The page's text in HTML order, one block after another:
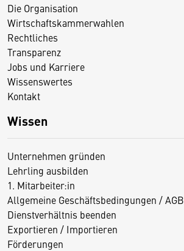
Die Organisation
Wirtschaftskammerwahlen
Rechtliches
Transparenz
Jobs und Karriere
Wissenswertes
Kontakt
Wissen
Unternehmen gründen
Lehrling ausbilden
1. Mitarbeiter:in
Allgemeine Geschäftsbedingungen / AGB
Dienstverhältnis beenden
Exportieren / Importieren
Förderungen